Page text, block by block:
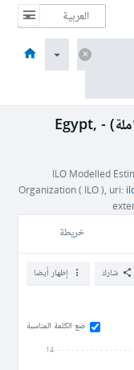
البيانات والموارد نبذة عن
بطالة، إجمالي (% من إجمالي القوى العاملة) - Egypt,
ILO Modelled
Organization ( ILO ), uri:
خريطة
إظهار أيضا شارك
ضع الكلمة المناسبة
14